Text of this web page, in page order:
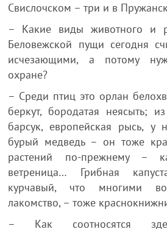
Свислочском – три и в
– Какие виды животного и
Беловежской пущи сегодня
исчезающими, а потому
охране?
– Среди птиц это орлан
беркут, бородатая неясыть;
барсук, европейская рысь, у
бурый медведь – он тоже
растений по-прежнему –
ветреница… Грибная
курчавый, что многими
лакомство, – тоже
– Как соотносятся